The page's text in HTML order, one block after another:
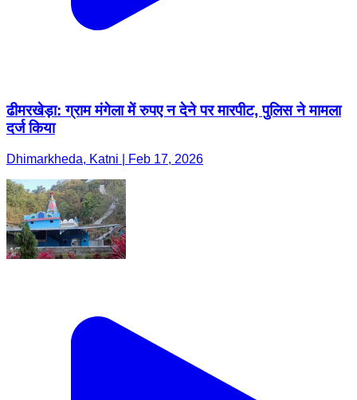
ढीमरखेड़ा: ग्राम मंगेला में रुपए न देने पर मारपीट, पुलिस ने मामला
दर्ज किया
Dhimarkheda, Katni | Feb 17, 2026